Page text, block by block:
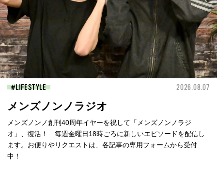
LIFESTYLE 2026.08.07
メンズノンノラジオ
メンズノンノ創刊40周年イヤーを祝して「メンズノンノラジ
オ」、復活！ 毎週金曜日18時ごろに新しいエピソードを配信し
ます。お便りやリクエストは、各記事の専用フォームから受付
中！